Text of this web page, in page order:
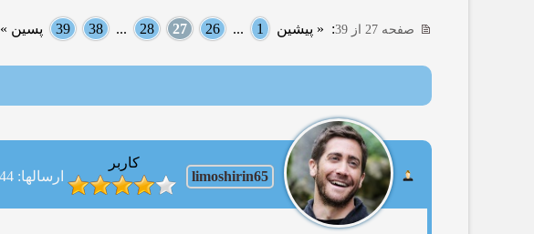
صفحه 27 از 39 : « پیشین 1
...
26
27
28
...
38
39 پسین »
limoshirin65
کاربر
ارسالها: 7144